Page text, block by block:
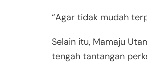
“Agar tidak mudah
Selain itu, Mamaju
tengah tantangan